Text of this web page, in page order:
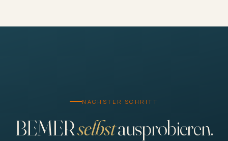
NÄCHSTER SCHRITT
BEMERselbstausprobieren.